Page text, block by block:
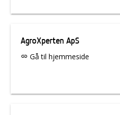
AgroXperten ApS
link Gå til hjemmeside